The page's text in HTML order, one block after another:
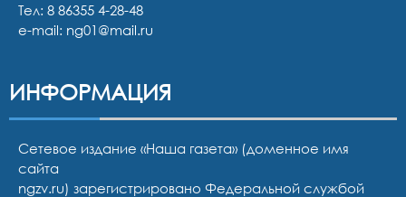
Тел: 8 86355 4-28-48
e-mail: ng01@mail.ru
ИНФОРМАЦИЯ
Сетевое издание «Наша газета» (доменное имя
сайта
ngzv.ru) зарегистрировано Федеральной службой